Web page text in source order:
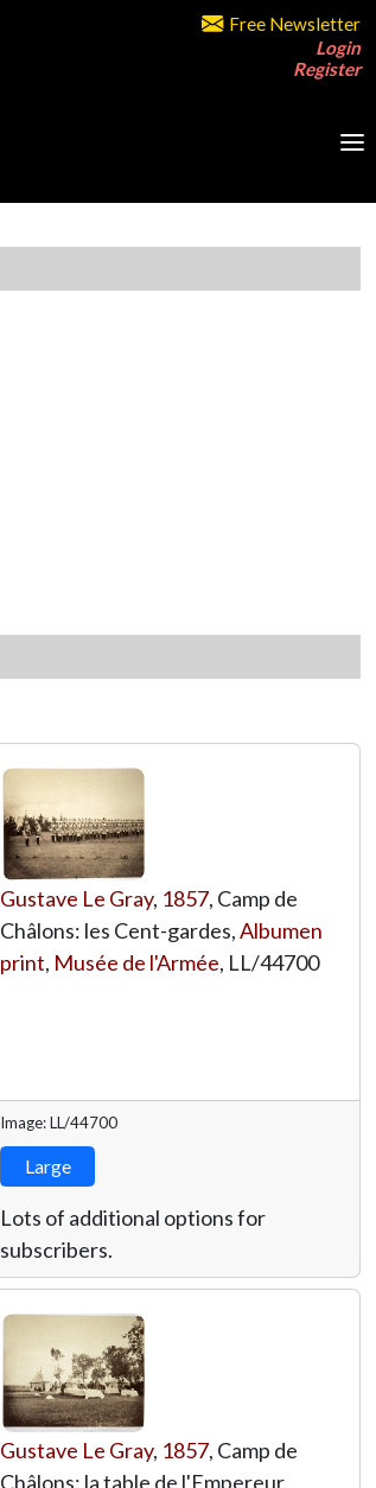
Free Newsletter
Login
Register
Gustave Le Gray, 1857, Camp de
Châlons: les Cent-gardes,Albumen
print, Musée de l'Armée, LL/44700
Image: LL/44700
Large
Lots of additional options for
subscribers.
Gustave Le Gray, 1857, Camp de
Châlons: la table de l'Empereur,